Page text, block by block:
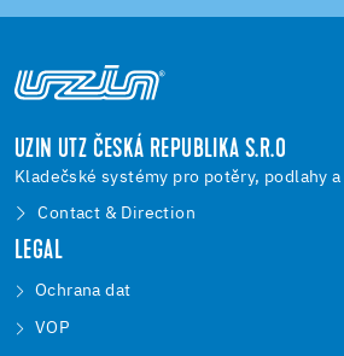
UZIN UTZ ČESKÁ REPUBLIKA S.R.O
Kladečské systémy pro potěry, podlahy a
Contact & Direction
LEGAL
Ochrana dat
VOP